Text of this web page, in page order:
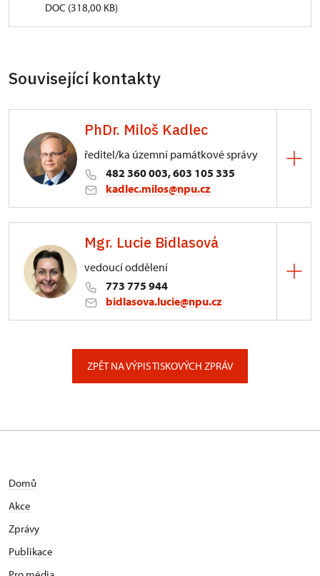
DOC (318,00 KB)
Související kontakty
PhDr. Miloš Kadlec
ředitel/ka územní památkové správy
482 360 003, 603 105 335
kadlec.milos@npu.cz
3/, Sychrov 3
Mgr. Lucie Bidlasová
vedoucí oddělení
773 775 944
bidlasova.lucie@npu.cz
ZPĚT NA VÝPIS TISKOVÝCH ZPRÁV
Domů
Akce
Zprávy
Publikace